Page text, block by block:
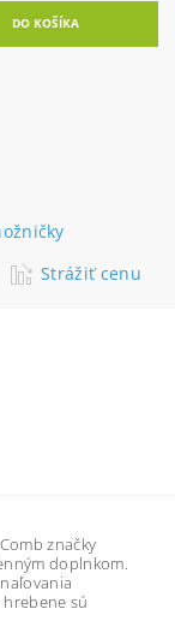
Strážiť cenu
značky
doplnkom.
sú